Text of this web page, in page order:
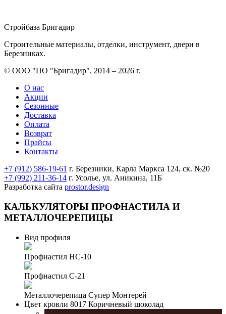
Стройбаза Бригадир
Строительные материалы, отделки, инструмент, двери в
Березниках.
© ООО "ПО "Бригадир", 2014 – 2026 г.
О нас
Акции
Сезонные
Доставка
Оплата
Возврат
Прайсы
Контакты
+7 (912) 586-19-61 г. Березники, Карла Маркса 124, ск. №20
+7 (992) 211-36-14 г. Усолье, ул. Аникина, 11Б
Разработка сайта prostor.design
КАЛЬКУЛЯТОРЫ ПРОФНАСТИЛА И
МЕТАЛЛОЧЕРЕПИЦЫ
Вид профиля
Профнастил НС-10
Профнастил С-21
Металлочерепица Супер Монтерей
Цвет кровли 8017 Коричневый шоколад